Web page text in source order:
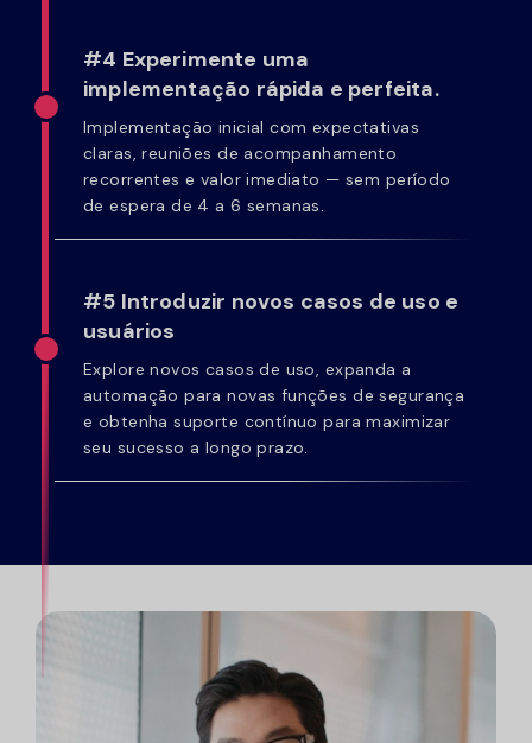
#4 Experimente uma
implementação rápida e perfeita.
Implementação inicial com expectativas
claras, reuniões de acompanhamento
recorrentes e valor imediato — sem período
de espera de 4 a 6 semanas.
#5 Introduzir novos casos de uso e
usuários
Explore novos casos de uso, expanda a
automação para novas funções de segurança
e obtenha suporte contínuo para maximizar
seu sucesso a longo prazo.